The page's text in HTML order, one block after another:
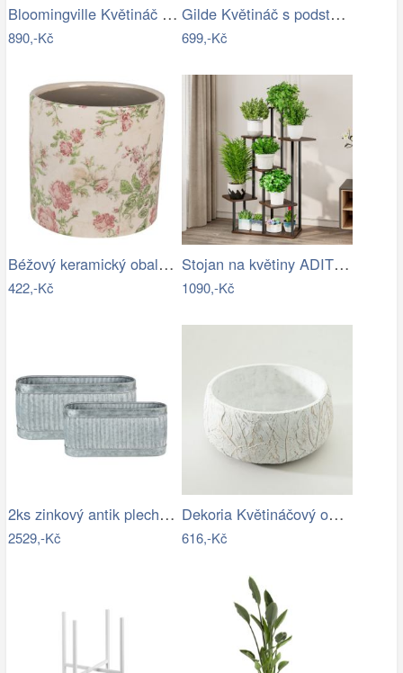
Bloomingville Květináč Dua Ø 19 cm
890,-Kč
Gilde Květináč s podstavcem, zlatý
699,-Kč
Béžový keramický obal na květináč s…
422,-Kč
Stojan na květiny ADITE TYP 2 Tempo…
1090,-Kč
2ks zinkový antik plechový oválný…
2529,-Kč
Dekoria Květináčový obal Leaf I…
616,-Kč